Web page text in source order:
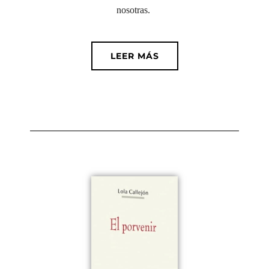
nosotras.
LEER MÁS